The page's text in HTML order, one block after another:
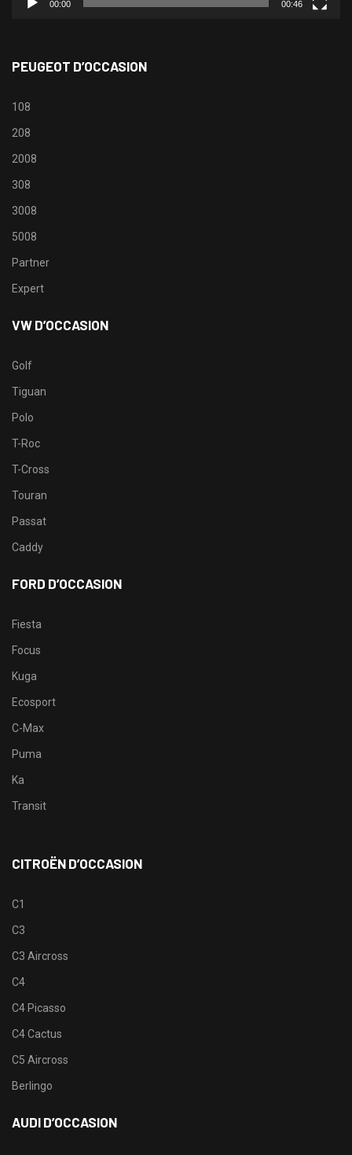
00:00 00:46
PEUGEOT D’OCCASION
108
208
2008
308
3008
5008
Partner
Expert
VW D’OCCASION
Golf
Tiguan
Polo
T-Roc
T-Cross
Touran
Passat
Caddy
FORD D’OCCASION
Fiesta
Focus
Kuga
Ecosport
C-Max
Puma
Ka
Transit
CITROËN D’OCCASION
C1
C3
C3 Aircross
C4
C4 Picasso
C4 Cactus
C5 Aircross
Berlingo
AUDI D’OCCASION